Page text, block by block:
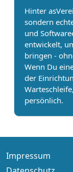
Hinter
sondern
und
entwickelt,
bringen -
Wenn Du
der
persönlich.
Impressum